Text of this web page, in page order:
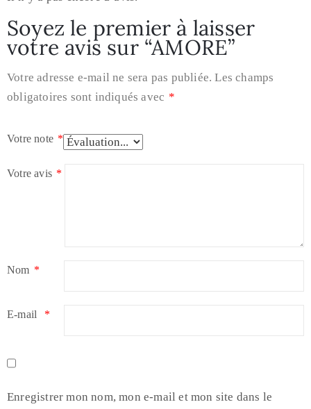
Soyez le premier à laisser
votre avis sur “AMORE”
Votre adresse e-mail ne sera pas publiée. Les champs
obligatoires sont indiqués avec *
Votre note *
Votre avis *
Nom *
E-mail *
Enregistrer mon nom, mon e-mail et mon site dans le